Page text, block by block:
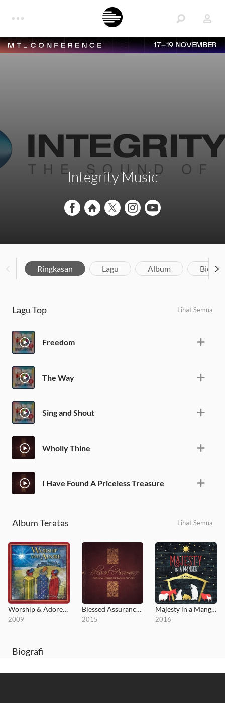
17–19 NOVEMBER
Integrity Music
Ringkasan Lagu Album
Lagu Top Lihat Semua
Freedom
The Way
Sing and Shout
Wholly Thine
I Have Found A Priceless Treasure
Album Teratas Lihat Semua
Worship & Adore: A Christmas Offering
2009
Blessed Assurance: The New Hymns of Fanny Crosby
2015
Majesty in a Manger
2016
Biografi